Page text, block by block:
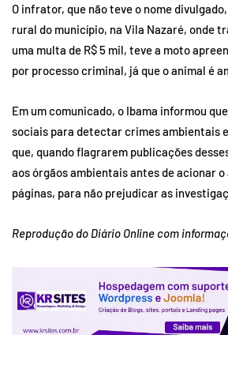
O infrator, que não teve o nome
rural do município, na Vila Nazaré, onde
uma multa de R$ 5 mil, teve a moto
por processo criminal, já que o animal é
Em um comunicado, o Ibama informou
sociais para detectar crimes ambientais
que, quando flagrarem publicações
aos órgãos ambientais antes de acionar
páginas, para não prejudicar as
Reprodução do Diário Online com